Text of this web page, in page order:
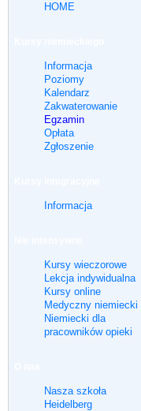
HOME
Informacja
Poziomy
Kalendarz
Zakwaterowanie
Egzamin
Opłata
Zgłoszenie
Informacja
Kursy wieczorowe
Lekcja indywidualna
Kursy online
Medyczny niemiecki
Niemiecki dla
pracowników opieki
Nasza szkoła
Heidelberg